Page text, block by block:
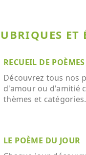
ET
RECUEIL DE POÈMES
Découvrez tous nos
d'amour ou d'amitié
thèmes et catégories.
LE POÈME DU JOUR